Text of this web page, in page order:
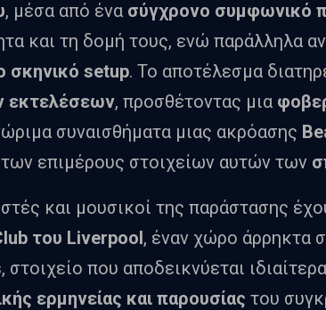
, μέσα από ένα σύγχρονο συμφωνικό
και τη δομή τους, ενώ παράλληλα
σκηνικό setup. Το αποτέλεσμα
εκτελέσεων, προσθέτοντας μια
συναισθήματα μιας ακρόασης
των επιμέρους στοιχείων αυτών των
και μουσικοί της παράστασης
του Liverpool, έναν χώρο άρρηκτα
, στοιχείο που αποδεικνύεται
ερμηνείας και παρουσίας του